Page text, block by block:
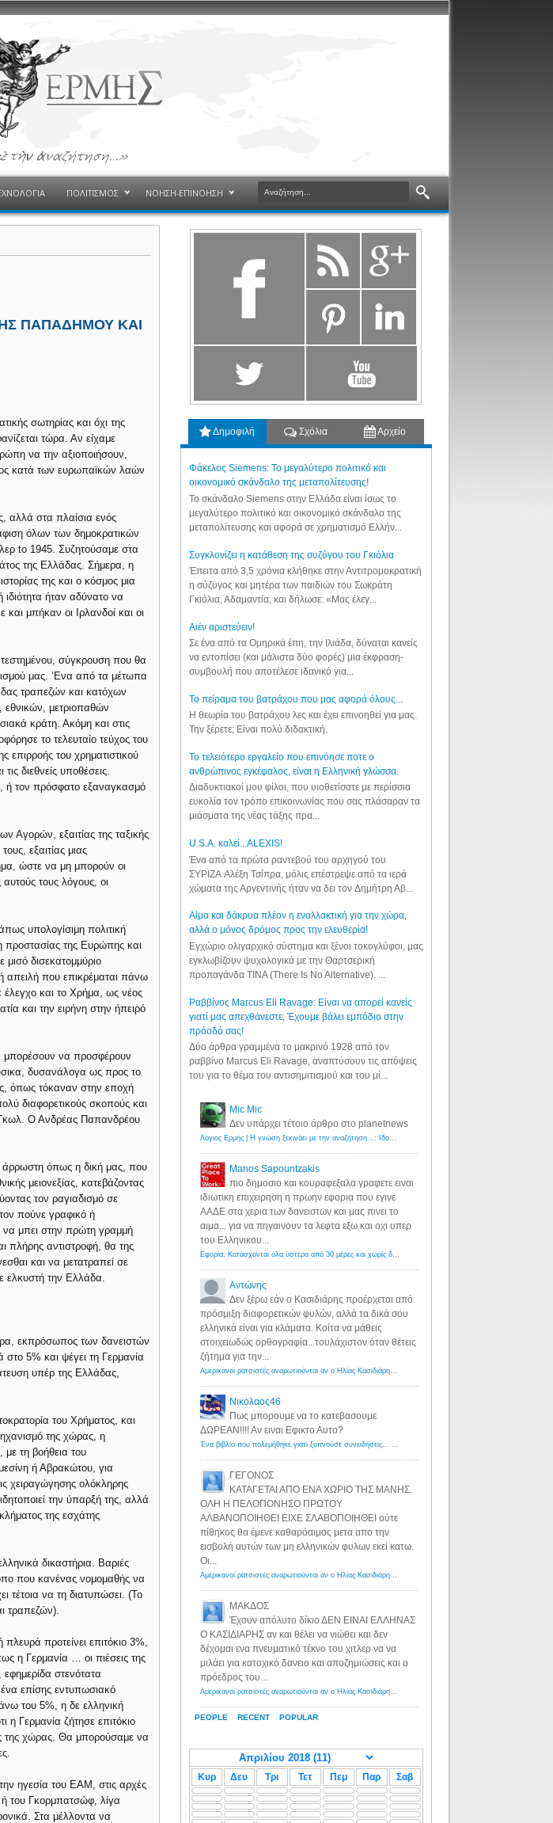
ΠΟΛΙΤΙΣΜΟΣ ΝΟΗΣΗ-ΕΠΙΝΟΗΣΗ
ΠΑΠΑΔΗΜΟΥ ΚΑΙ
σωτηρίας και όχι της
τώρα. Αν είχαμε
να την αξιοποιήσουν,
κατά των ευρωπαϊκών λαών
αλλά στα πλαίσια ενός
όλων των δημοκρατικών
to 1945. Συζητούσαμε στα
της Ελλάδας. Σήμερα, η
της και ο κόσμος μια
ήταν αδύνατο να
και μπήκαν οι Ιρλανδοί και οι
σύγκρουση που θα
μας. ‘Eνα από τα μέτωπα
τραπεζών και κατόχων
μετριοπαθών
κράτη. Ακόμη και στις
το τελευταίο τεύχος του
επιρροής του χρηματιστικού
διεθνείς υποθέσεις.
ή τον πρόσφατο εξαναγκασμό
Αγορών, εξαιτίας της ταξικής
εξαιτίας μιας
ώστε να μη μπορούν οι
τους λόγους, οι
υπολογίσιμη πολιτική
της Ευρώπης και
δισεκατομμύριο
απειλή που επικρέμαται πάνω
έλεγχο και το Χρήμα, ως νέος
και την ειρήνη στην ήπειρό
μπορέσουν να προσφέρουν
δυσανάλογα ως προς το
όπως τόκαναν στην εποχή
διαφορετικούς σκοπούς και
Γκωλ. Ο Ανδρέας Παπανδρέου
άρρωστη όπως η δική μας, που
μειονεξίας, κατεβάζοντας
τον ραγιαδισμό σε
πούνε γραφικό ή
να μπει στην πρώτη γραμμή
πλήρης αντιστροφή, θα της
και να μετατραπεί σε
ελκυστή την Ελλάδα.
εκπρόσωπος των δανειστών
5% και ψέγει τη Γερμανία
υπέρ της Ελλάδας,
του Χρήματος, και
της χώρας, η
τη βοήθεια του
ή Αβρακώτου, για
χειραγώγησης ολόκληρης
την ύπαρξή της, αλλά
της εσχάτης
δικαστήρια. Βαριές
που κανένας νομομαθής να
τέτοια να τη διατυπώσει. (To
τραπεζών).
προτείνει επιτόκιο 3%,
η Γερμανία … οι πιέσεις της
στενότατα
επίσης εντυπωσιακό
του 5%, η δε ελληνική
η Γερμανία ζήτησε επιτόκιο
της χώρας. Θα μπορούσαμε να
ηγεσία του ΕΑΜ, στις αρχές
του Γκορμπατσώφ, λίγα
Στα μέλλοντα να
Δημοφιλή Σχόλια Αρχείο
Φάκελος Siemens: Το μεγαλύτερο πολιτικό και
οικονομικό σκάνδαλο της μεταπολίτευσης!
Το σκάνδαλο Siemens στην Ελλάδα είναι ίσως το
μεγαλύτερο πολιτικό και οικονομικό σκάνδαλο της
μεταπολίτευσης και αφορά σε χρηματισμό Ελλήν...
Συγκλονίζει η κατάθεση της συζύγου του Γκιόλια
Έπειτα από 3,5 χρόνια κλήθηκε στην Αντιτρομοκρατική
η σύζυγος και μητέρα των παιδιών του Σωκράτη
Γκιόλια, Αδαμαντία, και δήλωσε: «Μας έλεγ...
Aιέν αριστεύειν!
Σε ένα από τα Ομηρικά έπη, την Ιλιάδα, δύναται κανείς
να εντοπίσει (και μάλιστα δύο φορές) μια έκφραση-
συμβουλή που αποτέλεσε ιδανικό για...
Το πείραμα του βατράχου που μας αφορά όλους...
Η θεωρία του βατράχου λες και έχει επινοηθεί για μας.
Την ξέρετε; Είναι πολύ διδακτική.
Το τελειότερο εργαλείο που επινόησε ποτε ο
ανθρώπινος εγκέφαλος, είναι η Ελληνική γλώσσα.
Διαδυκτιακοί μου φίλοι, που υιοθετίσατε με περίσσια
ευκολία τον τρόπο επικοινωνίας που σας πλάσαραν τα
μιάσματα της νέας τάξης πρα...
U.S.A. καλεί...ALEXIS!
Ένα από τα πρώτα ραντεβού του αρχηγού του
ΣΥΡΙΖΑ Αλέξη Τσίπρα, μόλις επέστρεψε από τα ιερά
χώματα της Αργεντινής ήταν να δει τον Δημήτρη Αβ...
Αίμα και δάκρυα πλέον η εναλλακτική για την χώρα,
αλλά ο μόνος δρόμος προς την ελευθερία!
Εγχώριο ολιγαρχικό σύστημα και ξένοι τοκογλύφοι, μας
εγκλωβίζουν ψυχολογικά με την Θαρτσερική
προπαγάνδα TINA (There Is No Alternative). ...
Ραββίνος Marcus Eli Ravage: Είναι να απορεί κανείς
γιατί μας απεχθάνεστε; Έχουμε βάλει εμπόδιο στην
πρόοδό σας!
Δύο άρθρα γραμμένα το μακρινό 1928 από τον
ραββίνο Marcus Eli Ravage, αναπτύσουν τις απόψεις
του για το θέμα του αντισημιτισμού και του μί...
PEOPLE RECENT POPULAR
Mic Mic
Δεν υπάρχει τέτοιο άρθρο στο planetnews
Λόγιος Ερμής | Η γνώση ξεκινάει με την αναζήτηση...: Ιδού οι 18 που χρωστούν 11 δις ευρώ!
Manos Sapountzakis
πιο δημοσιο και κουραφεξαλα γραφετε ειναι
ιδιωτικη επιχειρηση η πρωην εφορια που εγινε
ΑΑΔΕ στα χερια των δανειστων και μας πινει το
αιμα... για να πηγαινουν τα λεφτα εξω και οχι υπερ
του Ελληνικου...
Εφορία: Κατάσχονται όλα ύστερα από 30 μέρες και χωρίς δικαστικές αποφάσεις - Λόγιος Ερμής
Αντώνης
Δεν ξέρω εάν ο Κασιδιάρης προέρχεται από
πρόσμιξη διαφορετικών φυλών, αλλά τα δικά σου
ελληνικά είναι για κλάματα. Κοίτα να μάθεις
στοιχειωδώς ορθογραφία...τουλάχιστον όταν θέτεις
ζήτημα για την...
Αμερικανοί ρατσιστές αναρωτιούνται αν ο Ηλίας Κασιδιάρης ανήκει στη λευκή φυλή... - Λόγιος Ερμής
Νικολαος46
Πως μπορουμε να το κατεβασουμε
ΔΩΡΕΑΝ!!!! Αν ειναι Εφικτο Αυτο?
Ένα βιβλίο που πολεμήθηκε γιατί ξυπνούσε συνειδήσεις... - Λόγιος Ερμής | Η γνώση ξεκινάει με την αναζήτηση...
ΓΕΓΟΝΟΣ
ΚΑΤΑΓΕΤΑΙ ΑΠΟ ΕΝΑ ΧΩΡΙΟ ΤΗΣ ΜΑΝΗΣ.
ΟΛΗ Η ΠΕΛΟΠΟΝΗΣΟ ΠΡΩΤΟΥ
ΑΛΒΑΝΟΠΟΙΗΘΕΙ ΕΙΧΕ ΣΛΑΒΟΠΟΙΗΘΕΙ ούτε
πίθηκος θα έμενε καθαρόαιμος μετα απο την
εισβολή αυτών των μη ελληνικών φυλων εκεί κατω.
Οι...
Αμερικανοί ρατσιστές αναρωτιούνται αν ο Ηλίας Κασιδιάρης ανήκει στη λευκή φυλή... - Λόγιος Ερμής
ΜΑΚΔΟΣ
Έχουν απόλυτο δίκιο ΔΕΝ ΕΙΝΑΙ ΕΛΛΗΝΑΣ
Ο ΚΑΣΙΔΙΑΡΗΣ αν και θέλει να νιώθει και δεν
δέχομαι ενα πνευματικό τέκνο του χιτλερ να να
μιλάει για κατοχικό δανειο και αποζημιώσεις και ο
πρόεδρος του...
Αμερικανοί ρατσιστές αναρωτιούνται αν ο Ηλίας Κασιδιάρης ανήκει στη λευκή φυλή... - Λόγιος Ερμής
Κυρ Δευ Τρι Τετ Πεμ Παρ Σαβ